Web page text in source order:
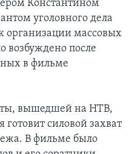
Константином
уголовного дела
организации массовых
возбуждено после
в фильме
вышедшей на НТВ,
силовой захват
В фильме было